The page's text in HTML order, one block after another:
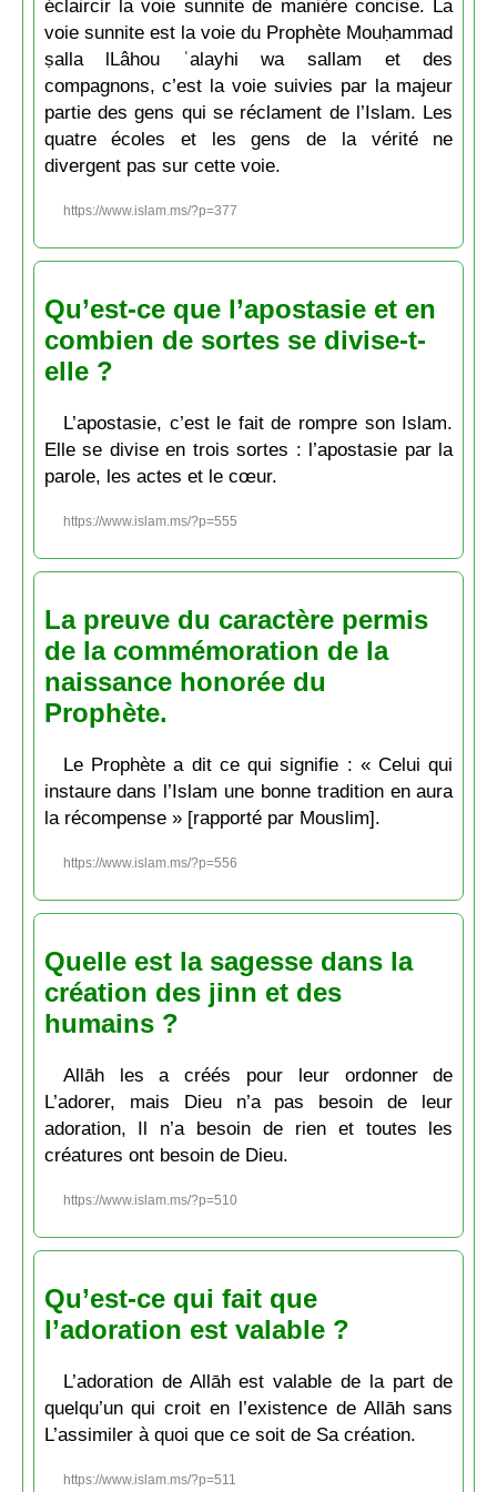
éclaircir la voie sunnite de manière concise. La
voie sunnite est la voie du Prophète Mouḥammad
ṣalla lLâhou ʿalayhi wa sallam et des
compagnons, c’est la voie suivies par la majeur
partie des gens qui se réclament de l’Islam. Les
quatre écoles et les gens de la vérité ne
divergent pas sur cette voie.
https://www.islam.ms/?p=377
Qu’est-ce que l’apostasie et en
combien de sortes se divise-t-
elle ?
L’apostasie, c’est le fait de rompre son Islam.
Elle se divise en trois sortes : l’apostasie par la
parole, les actes et le cœur.
https://www.islam.ms/?p=555
La preuve du caractère permis
de la commémoration de la
naissance honorée du
Prophète.
Le Prophète a dit ce qui signifie : « Celui qui
instaure dans l’Islam une bonne tradition en aura
la récompense » [rapporté par Mouslim].
https://www.islam.ms/?p=556
Quelle est la sagesse dans la
création des jinn et des
humains ?
Allāh les a créés pour leur ordonner de
L’adorer, mais Dieu n’a pas besoin de leur
adoration, Il n’a besoin de rien et toutes les
créatures ont besoin de Dieu.
https://www.islam.ms/?p=510
Qu’est-ce qui fait que
l’adoration est valable ?
L’adoration de Allāh est valable de la part de
quelqu’un qui croit en l’existence de Allāh sans
L’assimiler à quoi que ce soit de Sa création.
https://www.islam.ms/?p=511